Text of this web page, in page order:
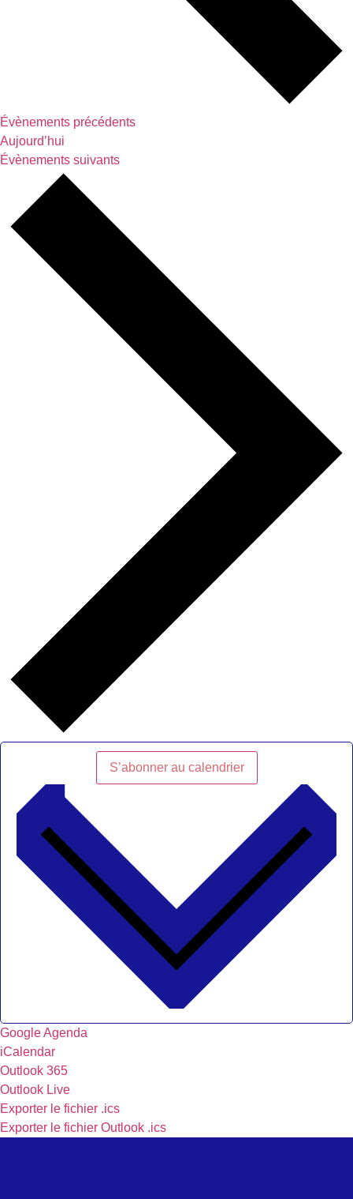
Évènements précédents
Aujourd’hui
Évènements suivants
S’abonner au calendrier
Google Agenda
iCalendar
Outlook 365
Outlook Live
Exporter le fichier .ics
Exporter le fichier Outlook .ics